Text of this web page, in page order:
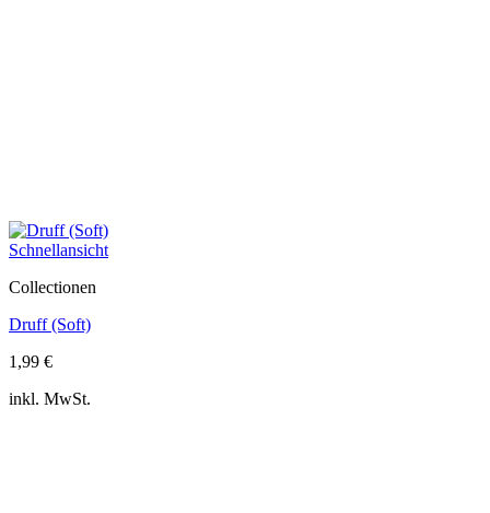
Schnellansicht
Collectionen
Druff (Soft)
1,99 €
inkl. MwSt.